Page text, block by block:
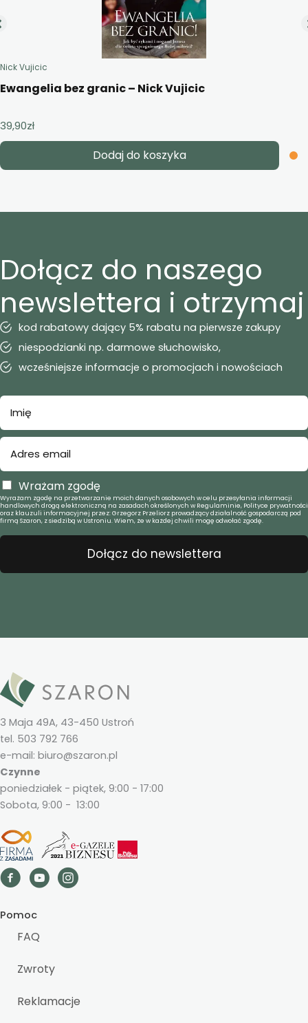
Nick Vujicic
Ewangelia bez granic – Nick Vujicic
39,90zł
Dodaj do koszyka
Dołącz do naszego
newslettera i otrzymaj
kod rabatowy dający 5% rabatu na pierwsze zakupy
niespodzianki np. darmowe słuchowisko,
wcześniejsze informacje o promocjach i nowościach
Wrażam zgodę
Wyrażam zgodę na przetwarzanie moich danych osobowych w celu przesyłania informacji
handlowych drogą elektroniczną na zasadach określonych w Regulaminie, Polityce prywatności
oraz klauzuli informacyjnej przez: Grzegorz Przeliorz prowadzący działalność gospodarczą pod
firmą Szaron, z siedzibą w Ustroniu. Wiem, że w każdej chwili mogę odwołać zgodę.
Dołącz do newslettera
3 Maja 49A, 43-450 Ustroń
tel. 503 792 766
e-mail: biuro@szaron.pl
Czynne
poniedziałek - piątek, 9:00 - 17:00
Sobota, 9:00 - 13:00
Pomoc
FAQ
Zwroty
Reklamacje